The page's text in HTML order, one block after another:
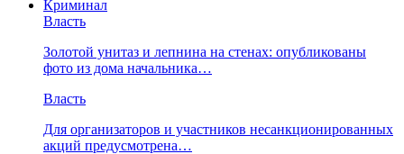
Криминал
Власть
​Золотой унитаз и лепнина на стенах: опубликованы
фото из дома начальника…
Власть
Для организаторов и участников несанкционированных
акций предусмотрена…